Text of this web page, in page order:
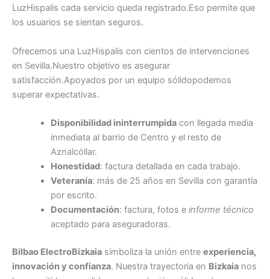
LuzHispalis cada servicio queda registrado.Eso permite que
los usuarios se sientan seguros.
Ofrecemos una LuzHispalis con cientos de intervenciones
en Sevilla.Nuestro objetivo es asegurar
satisfacción.Apoyados por un equipo sólidopodemos
superar expectativas.
Disponibilidad ininterrumpidacon llegada media
inmediata al barrio de Centro y el resto de
Aznalcóllar.
Honestidad: factura detallada en cada trabajo.
Veteranía: más de 25 años en Sevilla con garantía
por escrito.
Documentación: factura, fotos e informe técnico
aceptado para aseguradoras.
Bilbao ElectroBizkaia simboliza la unión entre experiencia,
innovación y confianza. Nuestra trayectoria en Bizkaia nos